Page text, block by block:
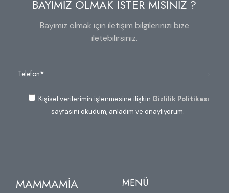
BAYİMİZ OLMAK İSTER MİSİNİZ ?
Bayimiz olmak için iletişim bilgilerinizi bize
iletebilirsiniz.
Kişisel verilerimin işlenmesine ilişkin Gizlilik Politikası
sayfasını okudum, anladım ve onaylıyorum.
MAMMAMİA MENÜ